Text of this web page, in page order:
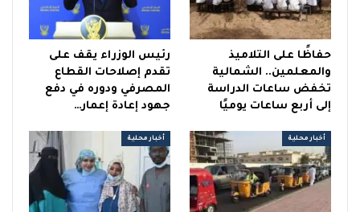
حفاظًا على التلاميذ
والمعلمين.. الشمالية
تخفض ساعات الدراسة
إلى أربع ساعات يوميًا
رئيس الوزراء يقف على
تقدم إصلاحات القطاع
المصرفي ودوره في دفع
جهود إعادة إعمار…
أخبار محلية أخبار محلية